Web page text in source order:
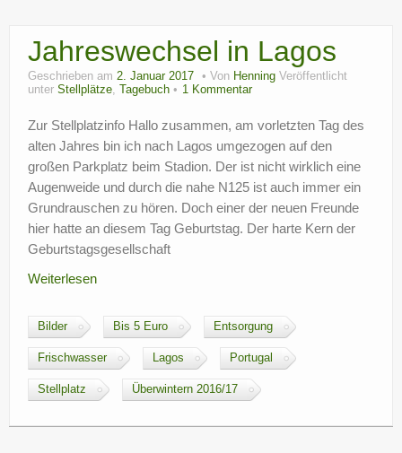
Freizeit
Wohnmobil-Technik
?
Jahreswechsel in Lagos
Geschrieben am 2. Januar 2017 Von Henning Veröffentlicht
unter Stellplätze, Tagebuch 1 Kommentar
Zur Stellplatzinfo Hallo zusammen, am vorletzten Tag des
alten Jahres bin ich nach Lagos umgezogen auf den
großen Parkplatz beim Stadion. Der ist nicht wirklich eine
Augenweide und durch die nahe N125 ist auch immer ein
Grundrauschen zu hören. Doch einer der neuen Freunde
hier hatte an diesem Tag Geburtstag. Der harte Kern der
Geburtstagsgesellschaft
Weiterlesen
Bilder Bis 5 Euro Entsorgung
Frischwasser Lagos Portugal
Stellplatz Überwintern 2016/17